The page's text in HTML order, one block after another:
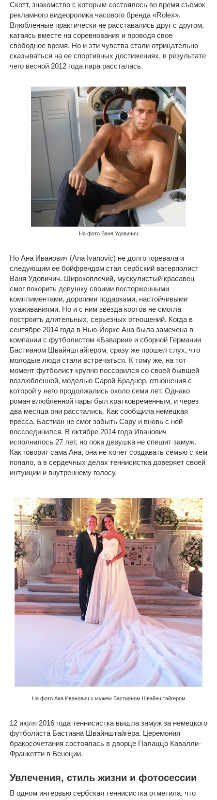
Скотт, знакомство с которым состоялось во время съемок
рекламного видеоролика часового бренда «Rolex».
Влюбленные практически не расставались друг с другом,
катаясь вместе на соревнования и проводя свое
свободное время. Но и эти чувства стали отрицательно
сказываться на ее спортивных достижениях, в результате
чего весной 2012 года пара рассталась.
На фото Ваня Удовичич
Но Ана Иванович (Ana Ivanovic) не долго горевала и
следующим ее бойфрендом стал сербский ватерполист
Ваня Удовичич. Широкоплечий, мускулистый красавец
смог покорить девушку своими восторженными
комплиментами, дорогими подарками, настойчивыми
ухаживаниями. Но и с ним звезда кортов не смогла
построить длительных, серьезных отношений. Когда в
сентябре 2014 года в Нью-Йорке Ана была замечена в
компании с футболистом «Баварии» и сборной Германии
Бастианом Швайнштайгером, сразу же прошел слух, что
молодые люди стали встречаться. К тому же, на тот
момент футболист крупно поссорился со своей бывшей
возлюбленной, моделью Сарой Браднер, отношения с
которой у него продолжались около семи лет. Однако
роман влюбленной пары был кратковременным, и через
два месяца они расстались. Как сообщила немецкая
пресса, Бастиан не смог забыть Сару и вновь с ней
воссоединился. В октябре 2014 года Иванович
исполнилось 27 лет, но пока девушка не спешит замуж.
Как говорит сама Ана, она не хочет создавать семью с кем
попало, а в сердечных делах теннисистка доверяет своей
интуиции и внутреннему голосу.
На фото Ана Иванович с мужем Бастианом Швайнштайгером
12 июля 2016 года теннисистка вышла замуж за немецкого
футболиста Бастиана Швайнштайгера. Церемония
бракосочетания состоялась в дворце Палаццо Кавалли-
Франкетти в Венеции.
Увлечения, стиль жизни и фотосессии
В одном интервью сербская теннисистка отметила, что